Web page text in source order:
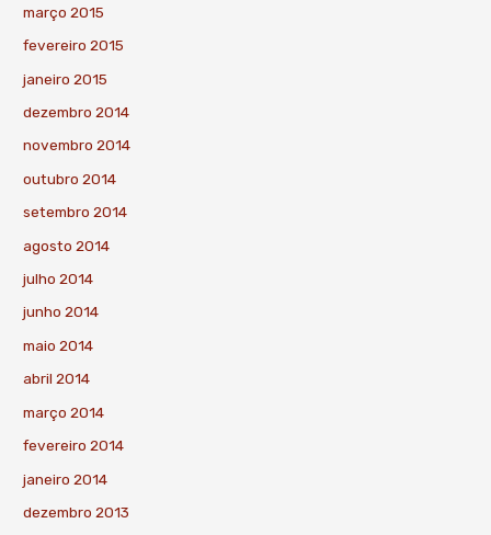
março 2015
fevereiro 2015
janeiro 2015
dezembro 2014
novembro 2014
outubro 2014
setembro 2014
agosto 2014
julho 2014
junho 2014
maio 2014
abril 2014
março 2014
fevereiro 2014
janeiro 2014
dezembro 2013